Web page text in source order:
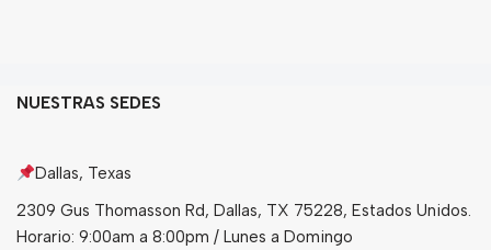
Sopas
NUESTRAS SEDES
Dallas, Texas
2309 Gus Thomasson Rd, Dallas, TX 75228, Estados Unidos.
Horario: 9:00am a 8:00pm / Lunes a Domingo